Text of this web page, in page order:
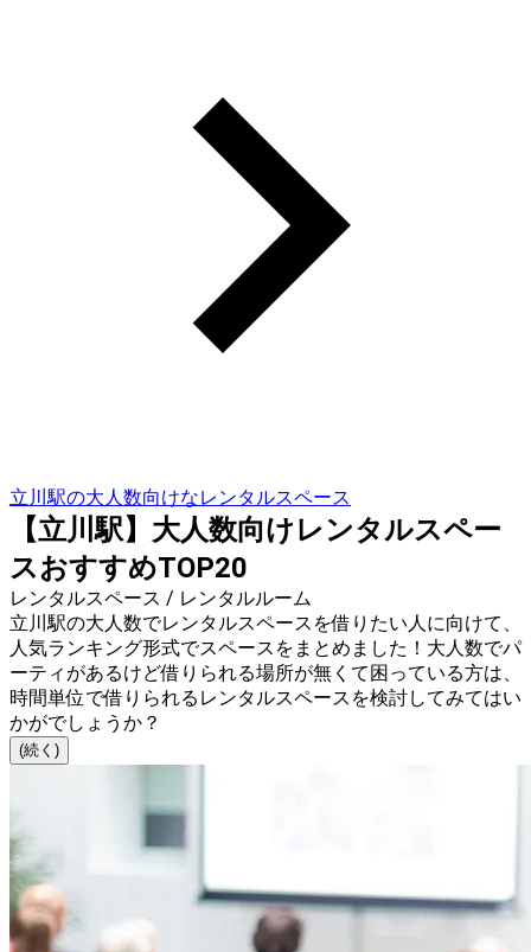
立川駅の大人数向けなレンタルスペース
【立川駅】大人数向けレンタルスペー
スおすすめTOP20
レンタルスペース / レンタルルーム
立川駅の大人数でレンタルスペースを借りたい人に向けて、
人気ランキング形式でスペースをまとめました！大人数でパ
ーティがあるけど借りられる場所が無くて困っている方は、
時間単位で借りられるレンタルスペースを検討してみてはい
かがでしょうか？
(続く)